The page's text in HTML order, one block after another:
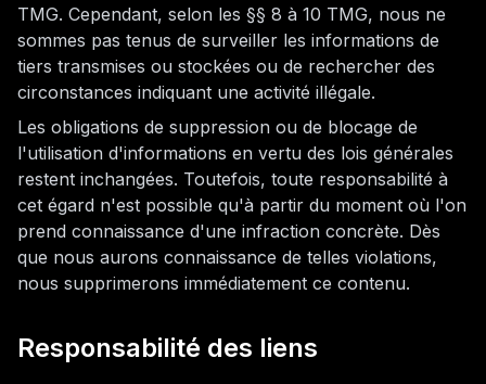
TMG. Cependant, selon les §§ 8 à 10 TMG, nous ne
sommes pas tenus de surveiller les informations de
tiers transmises ou stockées ou de rechercher des
circonstances indiquant une activité illégale.
Les obligations de suppression ou de blocage de
l'utilisation d'informations en vertu des lois générales
restent inchangées. Toutefois, toute responsabilité à
cet égard n'est possible qu'à partir du moment où l'on
prend connaissance d'une infraction concrète. Dès
que nous aurons connaissance de telles violations,
nous supprimerons immédiatement ce contenu.
Responsabilité des liens